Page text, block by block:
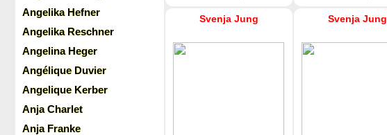
Angelika Hefner
Angelika Reschner
Angelina Heger
Angélique Duvier
Angelique Kerber
Anja Charlet
Anja Franke
Svenja Jung Svenja Jung